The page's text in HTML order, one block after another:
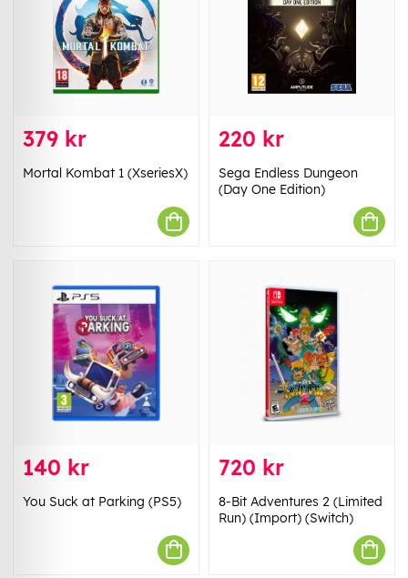
379 kr
Mortal Kombat 1 (XseriesX)
220 kr
Sega Endless Dungeon
(Day One Edition)
140 kr
You Suck at Parking (PS5)
720 kr
8-Bit Adventures 2 (Limited
Run) (Import) (Switch)